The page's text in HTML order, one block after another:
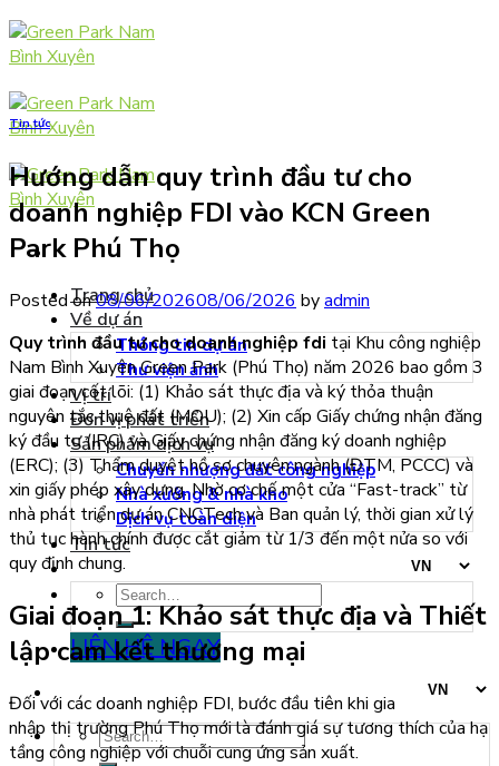
Skip
to
content
Trang chủ
Về dự án
Thông tin dự án
Thư viện ảnh
Vị trí
Đơn vị phát triển
Sản phẩm dịch vụ
Chuyển nhượng đất công nghiệp
Nhà xưởng & nhà kho
Dịch vụ toàn diện
Tin tức
LIÊN HỆ NGAY
Tin tức
Hướng dẫn quy trình đầu tư cho
doanh nghiệp FDI vào KCN Green
Park Phú Thọ
Posted on08/06/202608/06/2026 byadmin
Quy trình đầu tư cho doanh nghiệp fdi tại Khu công nghiệp
Nam Bình Xuyên Green Park (Phú Thọ) năm 2026 bao gồm 3
giai đoạn cốt lõi: (1) Khảo sát thực địa và ký thỏa thuận
nguyên tắc thuê đất (MOU); (2) Xin cấp Giấy chứng nhận đăng
ký đầu tư (IRC) và Giấy chứng nhận đăng ký doanh nghiệp
(ERC); (3) Thẩm duyệt hồ sơ chuyên ngành (ĐTM, PCCC) và
xin giấy phép xây dựng. Nhờ cơ chế một cửa “Fast-track” từ
nhà phát triển dự án CNCTech và Ban quản lý, thời gian xử lý
thủ tục hành chính được cắt giảm từ 1/3 đến một nửa so với
quy định chung.
Giai đoạn 1: Khảo sát thực địa và Thiết
lập cam kết thương mại
Đối với các doanh nghiệp FDI, bước đầu tiên khi gia
nhập thị trường Phú Thọ mới là đánh giá sự tương thích của hạ
tầng công nghiệp với chuỗi cung ứng sản xuất.